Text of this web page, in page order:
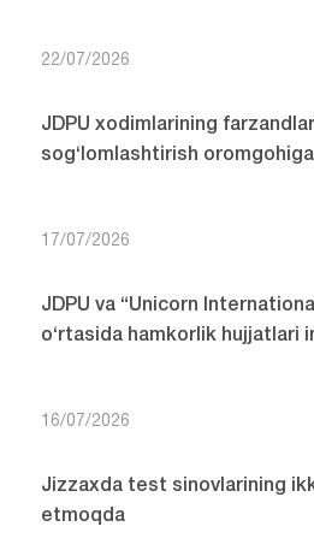
22/07/2026
JDPU xodimlarining
sog‘lomlashtirish
17/07/2026
JDPU va “Unicorn
o‘rtasida hamkorlik hujjatlari
16/07/2026
Jizzaxda test sinovlarining
etmoqda